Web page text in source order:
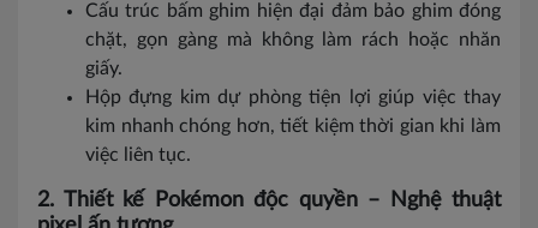
Cấu trúc bấm ghim hiện đại đảm bảo ghim đóng
chặt, gọn gàng mà không làm rách hoặc nhăn
giấy.
Hộp đựng kim dự phòng tiện lợi giúp việc thay
kim nhanh chóng hơn, tiết kiệm thời gian khi làm
việc liên tục.
2. Thiết kế Pokémon độc quyền – Nghệ thuật